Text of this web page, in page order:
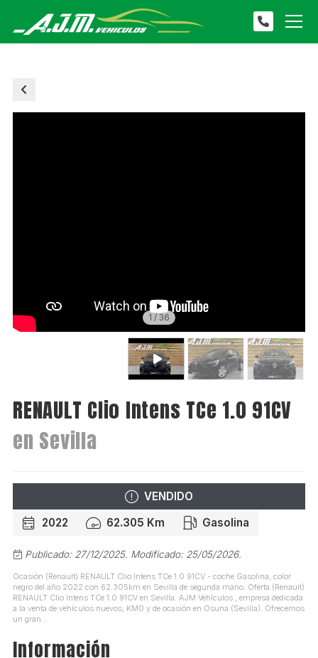
1 / 36
RENAULT Clio Intens TCe 1.0 91CV
en Sevilla
VENDIDO
2022
62.305 Km Gasolina
Publicado: 27/12/2025. Modificado: 25/05/2026.
Ocasión (Renault) RENAULT Clio Intens TCe 1.0 91CV - coche Gasolina, color
negro del año 2022 con 62.305km en Sevilla de segunda mano. Oferta (Renault)
RENAULT Clio Intens TCe 1.0 91CV en Sevilla. AJM Vehículos , empresa dedicada
a la venta de vehículos nuevos, KM0 y de ocasión en Osuna (Sevilla). Ofrecemos
un gran...
Información